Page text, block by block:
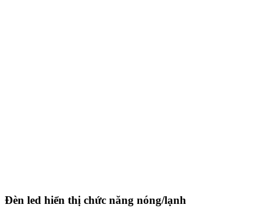
Đèn led hiển thị chức năng nóng/lạnh